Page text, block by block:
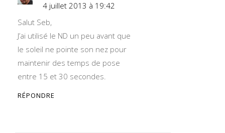
4 juillet 2013 à 19:42
Salut Seb,
J’ai utilisé le ND un peu avant que
le soleil ne pointe son nez pour
maintenir des temps de pose
entre 15 et 30 secondes.
RÉPONDRE